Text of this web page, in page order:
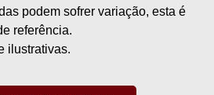
podem sofrer variação, esta é
referência.
ilustrativas.